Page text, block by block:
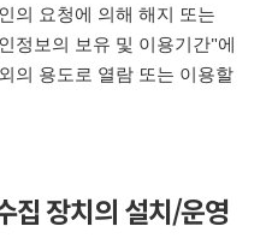
의 요청에 의해 해지 또는
정보의 보유 및 이용기간"에
의 용도로 열람 또는 이용할
집 장치의 설치/운영